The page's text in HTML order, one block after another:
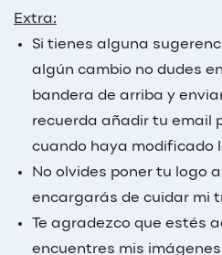
Extra:
Si tienes alguna
algún cambio no dudes
bandera de arriba y
recuerda añadir tu email
cuando haya modificado
No olvides poner tu logo
encargarás de cuidar mi
Te agradezco que estés
encuentres mis